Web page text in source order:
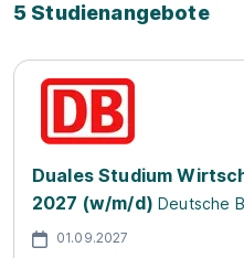
5 Studienangebote
Duales Studium
2027 (w/m/d) Deutsche
01.09.2027